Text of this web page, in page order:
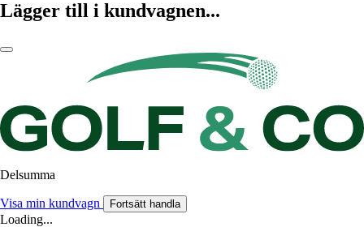
Lägger till i kundvagnen...
Delsumma
Visa min kundvagn Fortsätt handla
Loading...